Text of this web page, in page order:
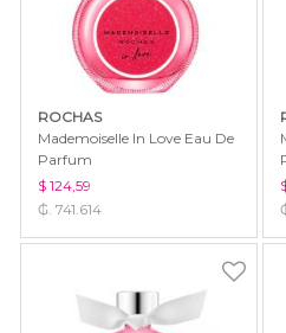
ROCHAS
Mademoiselle In Love Eau De
Parfum
$ 124,59
₲. 741.614